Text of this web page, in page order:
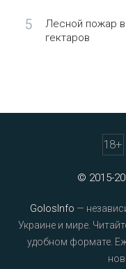
5
Лесной пожар в
гектаров
18+
© 2015-
GolosInfo —
Украине и мире.
удобном формате.